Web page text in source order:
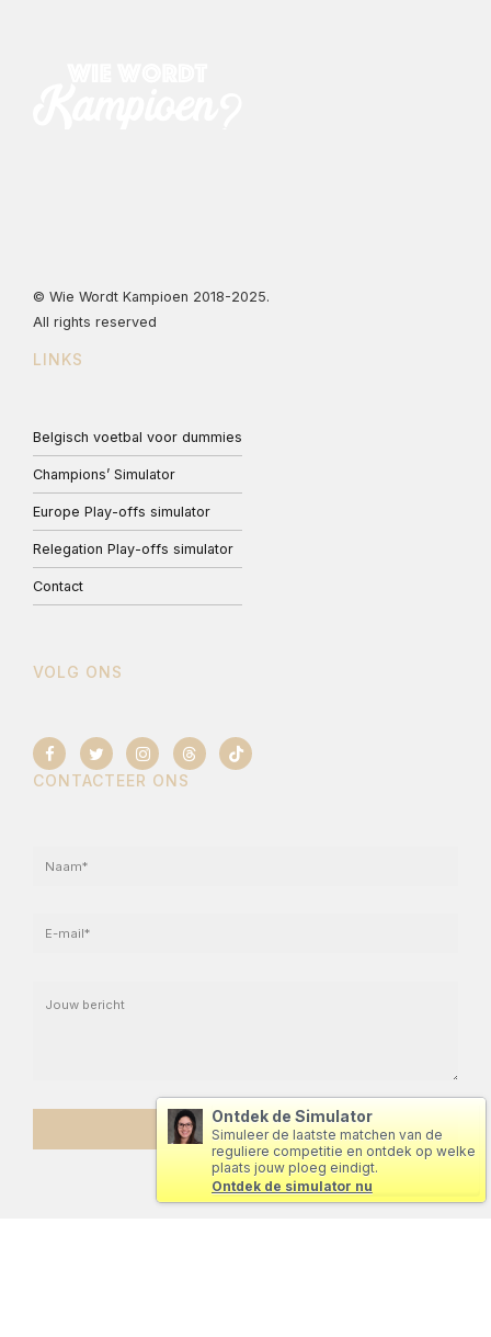
© Wie Wordt Kampioen 2018-2025.
All rights reserved
LINKS
Belgisch voetbal voor dummies
Champions’ Simulator
Europe Play-offs simulator
Relegation Play-offs simulator
Contact
VOLG ONS
CONTACTEER ONS
Ontdek de Simulator
Simuleer de laatste matchen van de
reguliere competitie en ontdek op welke
plaats jouw ploeg eindigt.
Ontdek de simulator nu